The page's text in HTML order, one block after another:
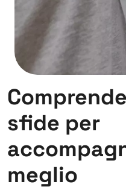
sfide per
meglio